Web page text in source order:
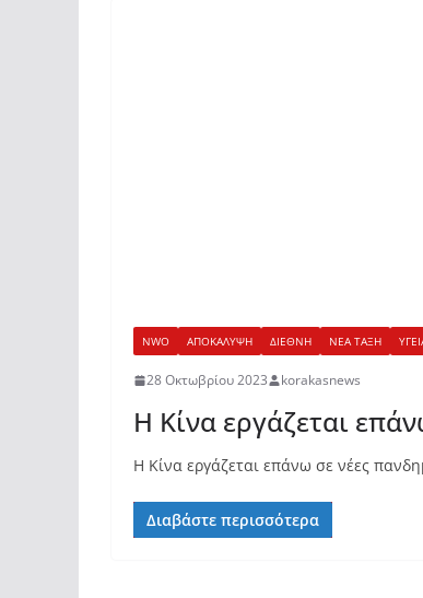
NWO ΑΠΟΚΑΛΥΨΗ ΔΙΕΘΝΗ ΝΕΑ ΤΑΞΗ
28 Οκτωβρίου 2023 korakasnews
Η Κίνα εργάζεται
Η Κίνα εργάζεται επάνω σε νέες
Διαβάστε περισσότερα